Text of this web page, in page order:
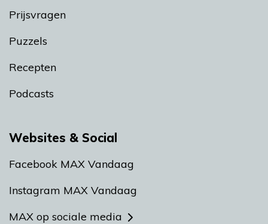
Prijsvragen
Puzzels
Recepten
Podcasts
Websites & Social
Facebook MAX Vandaag
Instagram MAX Vandaag
MAX op sociale media